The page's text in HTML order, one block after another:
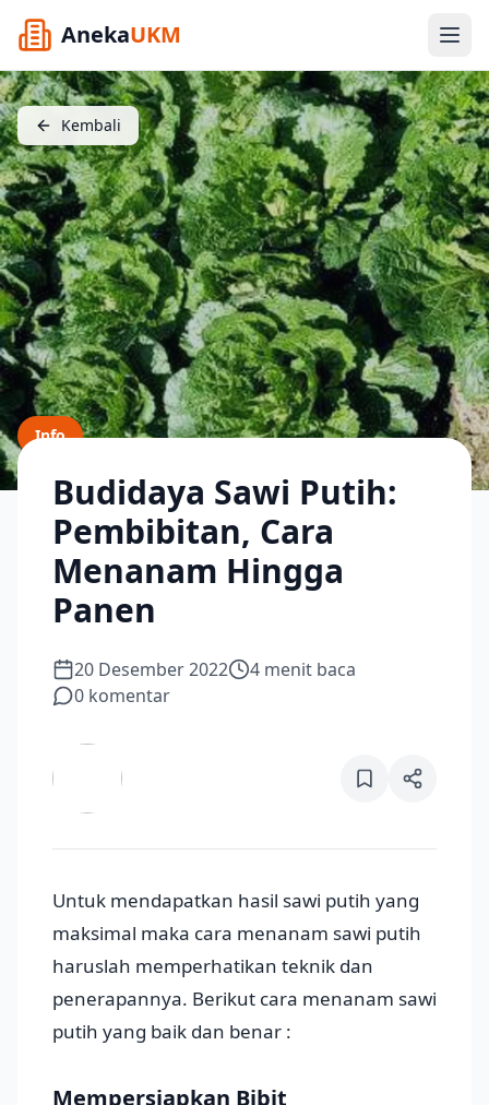
AnekaUKM
Kembali
Info
Budidaya Sawi Putih:
Pembibitan, Cara
Menanam Hingga
Panen
20 Desember 2022 4 menit baca
0 komentar
Untuk mendapatkan hasil sawi putih yang
maksimal maka cara menanam sawi putih
haruslah memperhatikan teknik dan
penerapannya. Berikut cara menanam sawi
putih yang baik dan benar :
Mempersiapkan Bibit